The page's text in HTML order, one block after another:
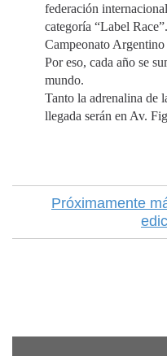
federación
categoría “Label
Campeonato
Por eso, cada año se
mundo.
Tanto la adrenalina de
llegada serán en Av.
Próximamente